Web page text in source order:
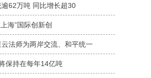
62万吨 同比增长超30
海”国际创新创
法师为两岸交流、和平统一
保持在每年14亿吨